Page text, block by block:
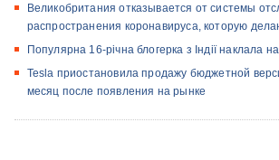
Великобритания отказывается от системы
распространения коронавируса, которую
Популярна 16-річна блогерка з Індії наклала
Tesla приостановила продажу бюджетной
месяц после появления на рынке